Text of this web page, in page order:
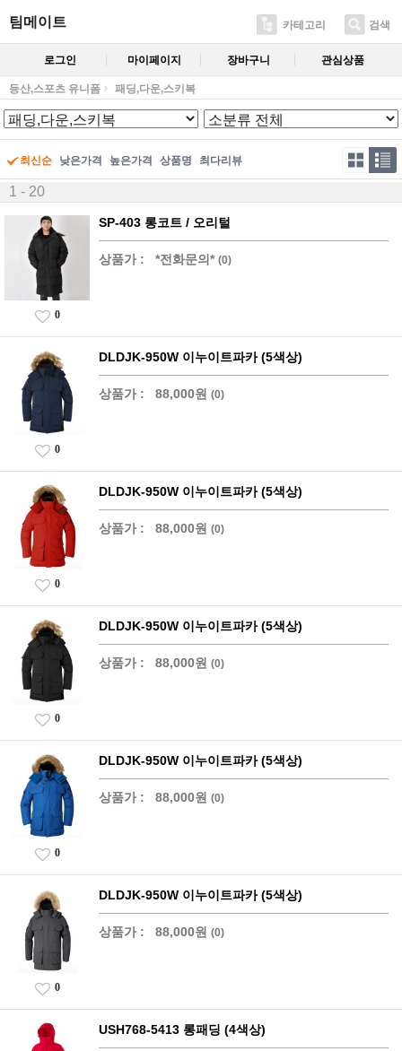
팀메이트 카테고리 검색
로그인 마이페이지 장바구니 관심상품
등산,스포츠 유니폼 패딩,다운,스키복
최신순 낮은가격 높은가격 상품명 최다리뷰
1 - 20
SP-403 롱코트 / 오리털
상품가 : *전화문의* (0)
0
DLDJK-950W 이누이트파카 (5색상)
상품가 : 88,000원 (0)
0
DLDJK-950W 이누이트파카 (5색상)
상품가 : 88,000원 (0)
0
DLDJK-950W 이누이트파카 (5색상)
상품가 : 88,000원 (0)
0
DLDJK-950W 이누이트파카 (5색상)
상품가 : 88,000원 (0)
0
DLDJK-950W 이누이트파카 (5색상)
상품가 : 88,000원 (0)
0
USH768-5413 롱패딩 (4색상)